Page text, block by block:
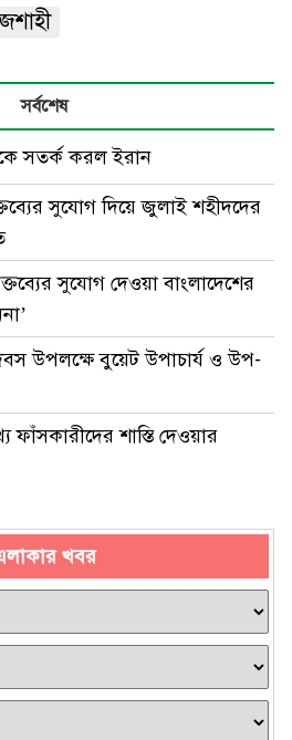
সর্বশেষ
সতর্ক করল ইরান
সুযোগ দিয়ে জুলাই শহীদদের
সুযোগ দেওয়া বাংলাদেশের
উপলক্ষে বুয়েট উপাচার্য ও উপ-
ফাঁসকারীদের শাস্তি দেওয়ার
খবর